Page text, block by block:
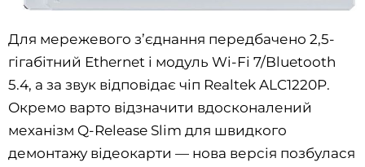
Для мережевого з’єднання передбачено 2,5-
гігабітний Ethernet і модуль Wi-Fi 7/Bluetooth
5.4, а за звук відповідає чіп Realtek ALC1220P.
Окремо варто відзначити вдосконалений
механізм Q-Release Slim для швидкого
демонтажу відеокарти — нова версія позбулася